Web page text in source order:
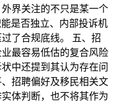
界关注的不只是某一个
是否独立、内部投诉机
了合规底线。 五、招
最容易低估的复合风险
中还提到其认为存在问
招聘偏好及移民相关文
体判断，也不将其作为